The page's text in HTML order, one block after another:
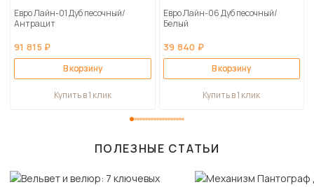
Евро Лайн-01 Дуб песочный/
Антрацит
91 815 ₽
В корзину
Купить в 1 клик
Евро Лайн-06 Дуб песочный/
Белый
39 840 ₽
В корзину
Купить в 1 клик
ПОЛЕЗНЫЕ СТАТЬИ